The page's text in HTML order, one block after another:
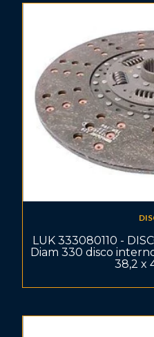
LUK 333080110 -
Diam 330 disco
38,2 x